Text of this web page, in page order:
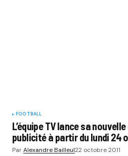
FOOTBALL
L’équipe TV lance sa
publicité à partir du lundi 24
ParAlexandre Bailleul22 octobre 2011